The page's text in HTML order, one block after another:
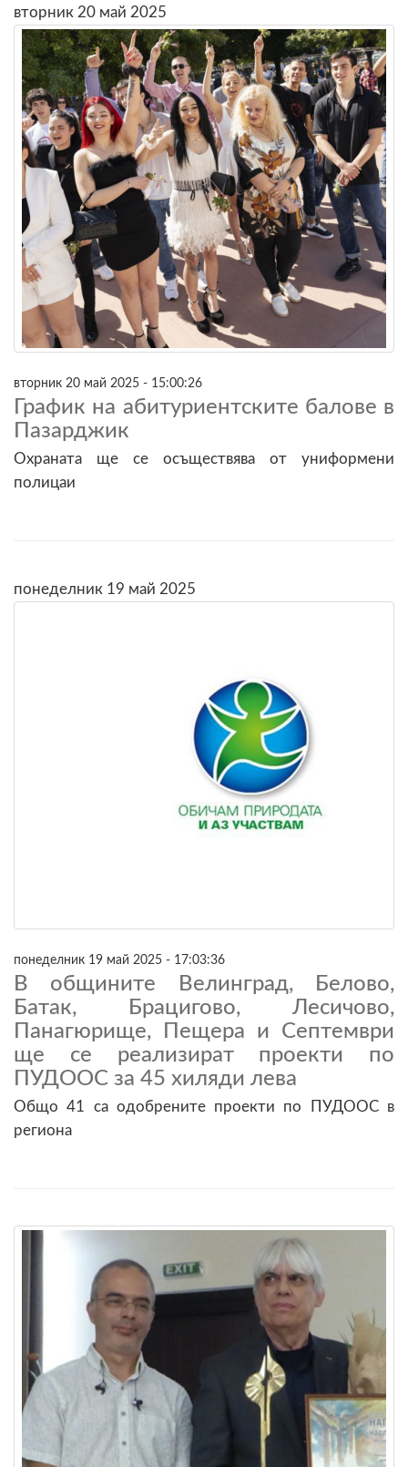
вторник 20 май 2025
вторник 20 май 2025 - 15:00:26
График на абитуриентските балове в
Пазарджик
Охраната ще се осъществява от униформени
полицаи
понеделник 19 май 2025
понеделник 19 май 2025 - 17:03:36
В общините Велинград, Белово,
Батак, Брацигово, Лесичово,
Панагюрище, Пещера и Септември
ще се реализират проекти по
ПУДООС за 45 хиляди лева
Общо 41 са одобрените проекти по ПУДООС в
региона